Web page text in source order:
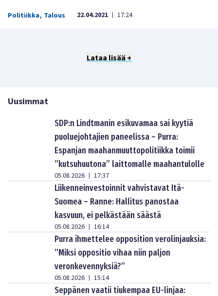
Politiikka, Talous 22.04.2021 | 17:24
Lataa lisää +
Uusimmat
SDP:n Lindtmanin esikuvamaa sai kyytiä
puoluejohtajien paneelissa – Purra:
Espanjan maahanmuuttopolitiikka toimii
”kutsuhuutona” laittomalle maahantulolle
05.08.2026 | 17:37
Liikenneinvestoinnit vahvistavat Itä-
Suomea – Ranne: Hallitus panostaa
kasvuun, ei pelkästään säästä
05.08.2026 | 16:14
Purra ihmettelee opposition verolinjauksia:
”Miksi oppositio vihaa niin paljon
veronkevennyksiä?”
05.08.2026 | 15:14
Seppänen vaatii tiukempaa EU-linjaa: